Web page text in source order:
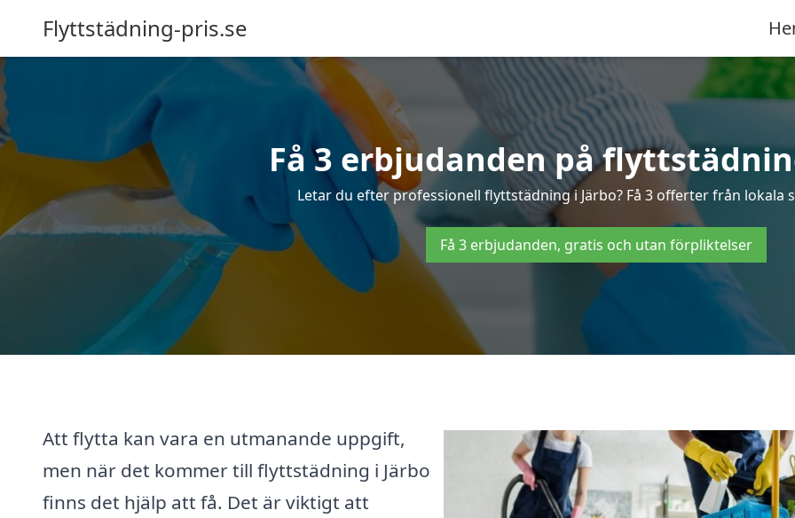
Flyttstädning-pris.se
Få 3 erbjudanden på
Letar du efter professionell flyttstädning i Järbo? Få 3 offerter från lokala
Få 3 erbjudanden, gratis och utan förpliktelser
Att flytta kan vara en utmanande uppgift,
men när det kommer till flyttstädning i Järbo
finns det hjälp att få. Det är viktigt att